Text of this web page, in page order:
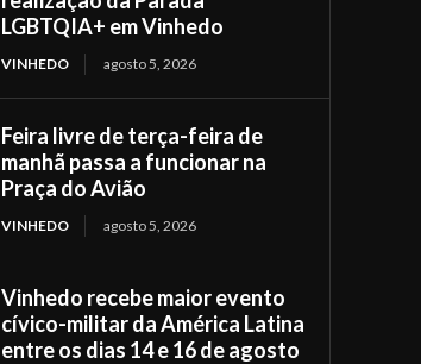
LGBTQIA+ em Vinhedo
VINHEDO agosto 5, 2026
Feira livre de terça-feira de
manhã passa a funcionar na
Praça do Avião
VINHEDO agosto 5, 2026
Vinhedo recebe maior evento
cívico-militar da América Latina
entre os dias 14 e 16 de agosto